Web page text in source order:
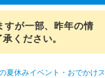
すが一部、昨年の情
ください。
夏休みイベント・おでかけ